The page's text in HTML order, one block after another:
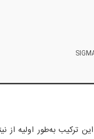
و این ترکیب به‌طور